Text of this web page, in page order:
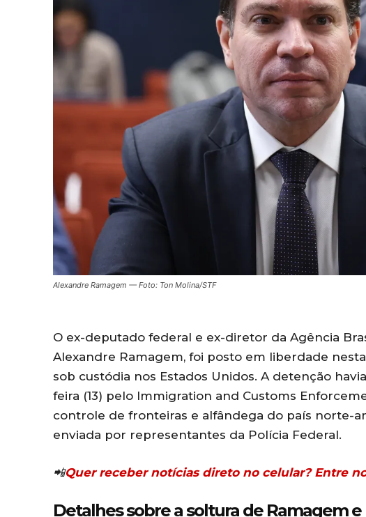
Alexandre Ramagem — Foto: Ton Molina/STF
O ex-deputado federal e ex-diretor da Agência
Alexandre Ramagem, foi posto em liberdade
sob custódia nos Estados Unidos. A detenção
feira (13) pelo Immigration and Customs
controle de fronteiras e alfândega do país norte-
enviada por representantes da Polícia Federal.
📲Quer receber notícias direto no celular? Entre
Detalhes sobre a soltura de Ramagem e